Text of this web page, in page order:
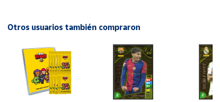
Península
Baleares
Canarias,
diferentes Brawlers.
Otros usuarios también compraron